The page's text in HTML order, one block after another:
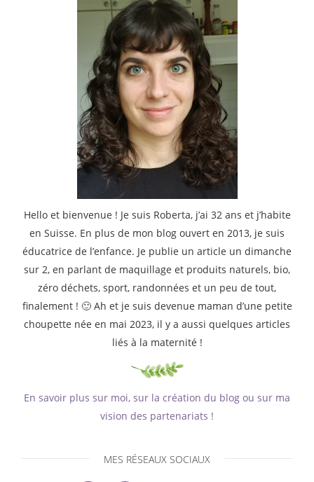
Hello et bienvenue ! Je suis Roberta, j’ai 32 ans et j’habite
en Suisse. En plus de mon blog ouvert en 2013, je suis
éducatrice de l’enfance. Je publie un article un dimanche
sur 2, en parlant de maquillage et produits naturels, bio,
zéro déchets, sport, randonnées et un peu de tout,
finalement ! 🙂 Ah et je suis devenue maman d’une petite
choupette née en mai 2023, il y a aussi quelques articles
liés à la maternité !
En savoir plus sur moi, sur la création du blog ou sur ma
vision des partenariats !
MES RÉSEAUX SOCIAUX